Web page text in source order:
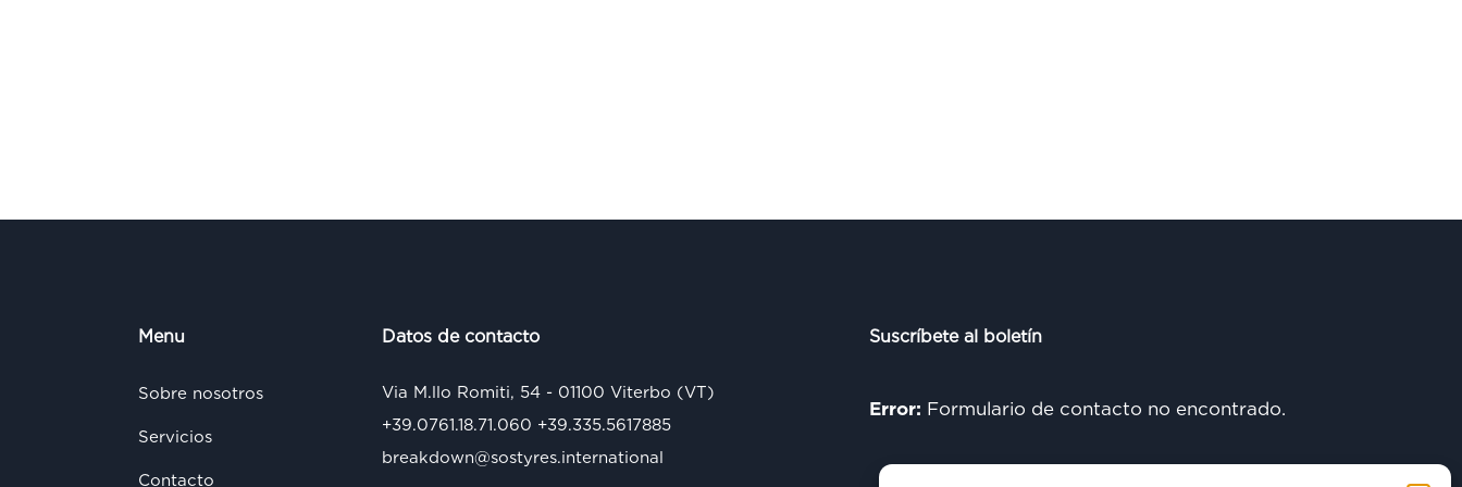
Menu
Sobre nosotros
Servicios
Contacto
Datos de contacto
Via M.llo Romiti, 54 - 01100 Viterbo (VT)
+39.0761.18.71.060 +39.335.5617885
breakdown@sostyres.international
Suscríbete al boletín
Error: Formulario de contacto no encontrado.